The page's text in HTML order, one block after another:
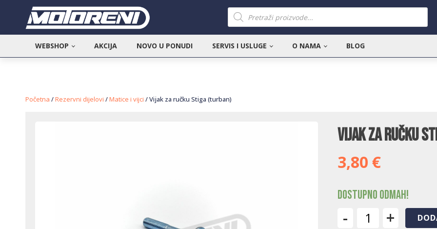
Products
search
WEBSHOP AKCIJA NOVO U PONUDI SERVIS I USLUGE O NAMA BLOG
Početna /Rezervni dijelovi /Matice i vijci / Vijak za ručku Stiga (turban)
Vijak za ručku
3,80 €
Dostupno odmah!
- +